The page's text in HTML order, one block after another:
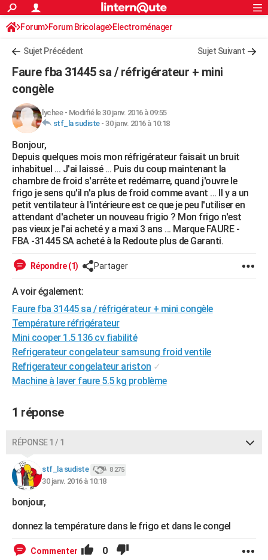
ACTUALITÉS
Politique
Société
Faits Divers
Education
Monde
Villes
+
Programme TV
Streaming
Sorties cinéma
FINANCE
Retraite
Impôts
Epargne
Immobilier
Risques naturels par ville
Banque
Assurance
Crédit
AUTO
Essais
Réserver un essai
Citadines
Berlines
SUV
Forum auto
HIGH-TECH
Mobiles
Meilleur smartphone
Internet
Ordinateurs
Jeux vidéo
Guide high-tech
BRICOLAGE
Forum
Aménagement intérieur
Extérieur
Cuisine
Salle de bains
Jardinage
Rangement
WEEK-END
Guides de France
Escapades
Patrimoine
Expositions
Musées
Week-end nature
LIFESTYLE
Art de vivre
Bien-être
Loisirs
Mode
Modes de vie
SANTE
VOYAGE
GUIDES D'ACHAT
BONS PLANS
CARTE DE VOEUX
Carte de Noël
Carte Bonne année
Carte Saint-Valentin
Carte Pâques
Carte d'anniversaire
DICTIONNAIRE
FORUM
Bricolage
Lifestyle
Culture
Sport
Auto
Television
Voyage
Cinema
S'inscrire
Connexion
Forum Forum Bricolage Electroménager
Sujet Précédent Sujet Suivant
Faure fba 31445 sa / réfrigérateur + mini
congèle
lychee- Modifié le 30 janv. 2016 à 09:55
stf_la sudiste- 30 janv. 2016 à 10:18
Bonjour,
Depuis quelques mois mon réfrigérateur faisait un bruit
inhabituel ... J'ai laissé ... Puis du coup maintenant la
chambre de froid s'arrête et redémarre, quand j'ouvre le
frigo je sens qu'il n'a plus de froid comme avant ... Il y a un
petit ventilateur à l'intérieure est ce que je peu l'utiliser en
attendant d'acheter un nouveau frigio ? Mon frigo n'est
pas vieux je l'ai acheté y a maxi 3 ans ... Marque FAURE -
FBA -31445 SA acheté à la Redoute plus de Garanti.
Répondre (1) Partager
A voir également:
Faure fba 31445 sa / réfrigérateur + mini congèle
Température réfrigérateur
Mini cooper 1.5 136 cv fiabilité
Refrigerateur congelateur samsung froid ventile
Refrigerateur congelateur ariston ✓
Machine à laver faure 5.5 kg problème
1 réponse
RÉPONSE 1 / 1
stf_la sudiste 8 275
30 janv. 2016 à 10:18
bonjour,
donnez la température dans le frigo et dans le congel
Commenter 0